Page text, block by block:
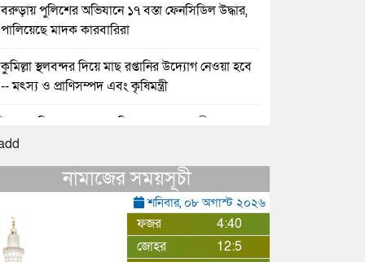
বরুড়ায় পুলিশের অভিযানে ১৭ বস্তা ফেনসিডিল উদ্ধার,
পালিয়েছে মাদক কারবারিরা
কুমিল্লা স্থলবন্দর দিয়ে মাছ রপ্তানির উদ্যোগ নেওয়া হবে
-- মৎস্য ও প্রাণিসম্পদ এবং কৃষিমন্ত্রী
ইমন ও সিয়ামের নেতৃত্বে নিমসার জুনাব আলী কলেজ
ছাত্রদল।
পোকাযুক্ত আটা দিয়ে খাবার তৈরি, ৪৫ হাজার টাকা
জে.আই. চৌধুরী যুব ফাউন্ডেশনের উদ্যোগে হাতের
লেখা প্রশিক্ষণ কর্মশালা
নামাজের সময়সূচী
শনিবার, ০৮ অগাস্ট ২০২৬
ফজর
4:40
জোহর
12:5